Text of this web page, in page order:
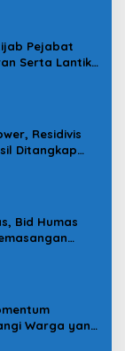
Pejabat
Serta Lantik
Residivis
Ditangkap
Bid Humas
Warga yang